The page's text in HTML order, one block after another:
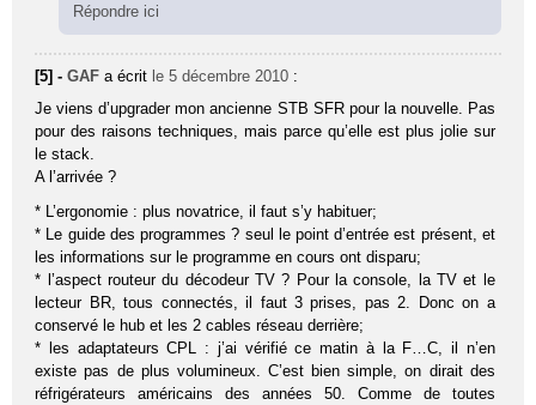
Répondre ici
[5] -GAF a écrit le 5 décembre 2010 :
Je viens d’upgrader mon ancienne STB SFR pour la nouvelle. Pas
pour des raisons techniques, mais parce qu’elle est plus jolie sur
le stack.
A l’arrivée ?
* L’ergonomie : plus novatrice, il faut s’y habituer;
* Le guide des programmes ? seul le point d’entrée est présent, et
les informations sur le programme en cours ont disparu;
* l’aspect routeur du décodeur TV ? Pour la console, la TV et le
lecteur BR, tous connectés, il faut 3 prises, pas 2. Donc on a
conservé le hub et les 2 cables réseau derrière;
* les adaptateurs CPL : j’ai vérifié ce matin à la F…C, il n’en
existe pas de plus volumineux. C’est bien simple, on dirait des
réfrigérateurs américains des années 50. Comme de toutes